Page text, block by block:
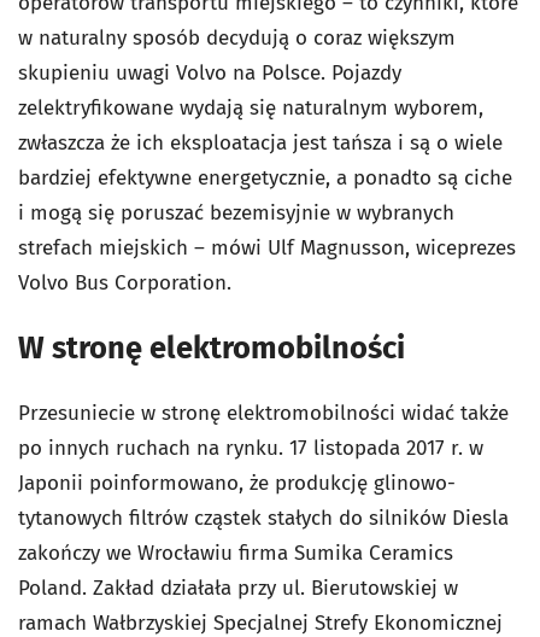
w naturalny sposób decydują o coraz większym
skupieniu uwagi Volvo na Polsce. Pojazdy
zelektryfikowane wydają się naturalnym wyborem,
zwłaszcza że ich eksploatacja jest tańsza i są o wiele
bardziej efektywne energetycznie, a ponadto są ciche
i mogą się poruszać bezemisyjnie w wybranych
strefach miejskich – mówi Ulf Magnusson, wiceprezes
Volvo Bus Corporation.
W stronę elektromobilności
Przesuniecie w stronę elektromobilności widać także
po innych ruchach na rynku. 17 listopada 2017 r. w
Japonii poinformowano, że produkcję glinowo-
tytanowych filtrów cząstek stałych do silników Diesla
zakończy we Wrocławiu firma Sumika Ceramics
Poland. Zakład działała przy ul. Bierutowskiej w
ramach Wałbrzyskiej Specjalnej Strefy Ekonomicznej